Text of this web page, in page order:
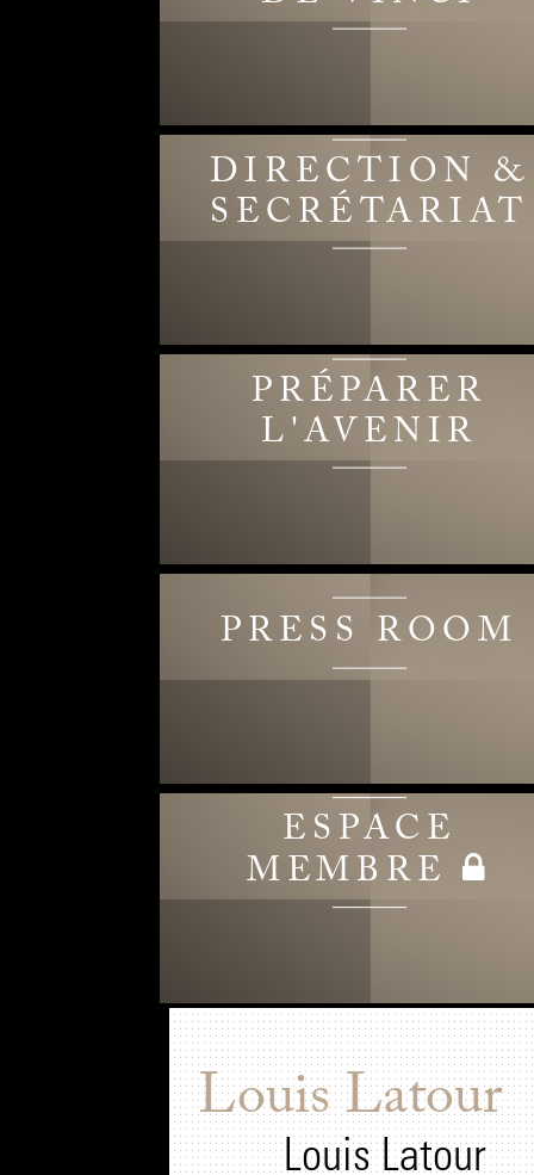
DIRECTION &
SECRÉTARIAT
PRÉPARER
L'AVENIR
PRESS ROOM
ESPACE
MEMBRE
Louis Latour
Louis Latour